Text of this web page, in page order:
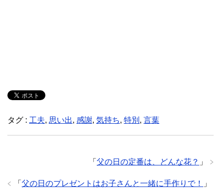
タグ : 工夫, 思い出, 感謝, 気持ち, 特別 , 言葉
「 父の日の定番は、どんな花？ 」
「 父の日のプレゼントはお子さんと一緒に手作りで！ 」